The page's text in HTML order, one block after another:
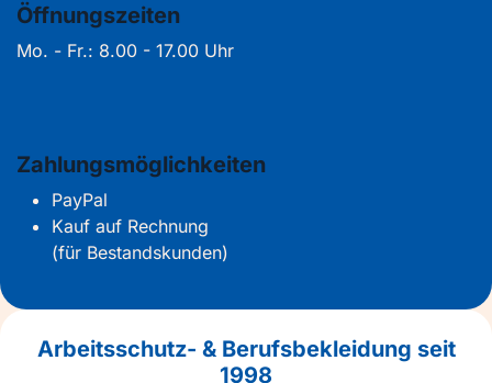
Öffnungszeiten
Mo. - Fr.: 8.00 - 17.00 Uhr
Zahlungsmöglichkeiten
PayPal
Kauf auf Rechnung
(für Bestandskunden)
Arbeitsschutz- & Berufsbekleidung seit
1998